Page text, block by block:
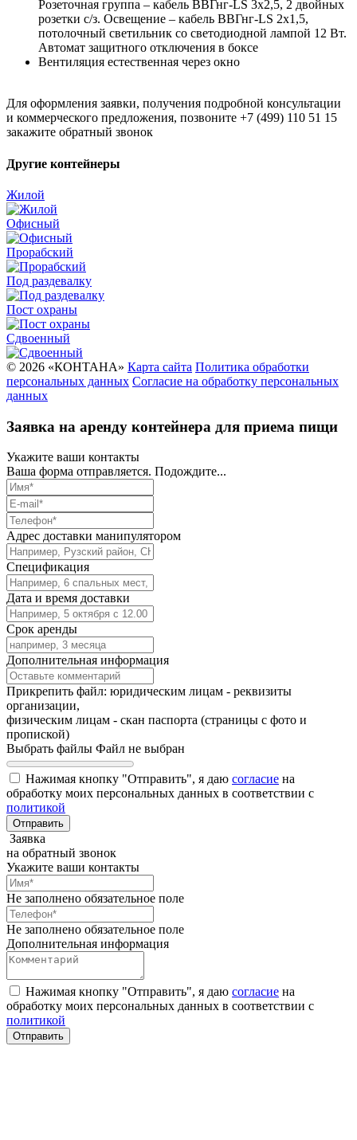
Розеточная группа – кабель ВВГнг-LS 3х2,5, 2 двойных
розетки с/з. Освещение – кабель ВВГнг-LS 2х1,5,
потолочный светильник со светодиодной лампой 12 Вт.
Автомат защитного отключения в боксе
Вентиляция естественная через окно
Для оформления заявки, получения подробной консультации
и коммерческого предложения, позвоните +7 (499) 110 51 15
закажите обратный звонок
Другие контейнеры
Жилой
Офисный
Прорабский
Под раздевалку
Пост охраны
Сдвоенный
© 2026 «КОНТАНА» Карта сайта Политика обработки
персональных данных Согласие на обработку персональных
данных
Заявка на аренду контейнера для приема пищи
Укажите ваши контакты
Ваша форма отправляется. Подождите...
Адрес доставки манипулятором
Спецификация
Дата и время доставки
Срок аренды
Дополнительная информация
Прикрепить файл: юридическим лицам - реквизиты
организации,
физическим лицам - скан паспорта (страницы с фото и
пропиской)
Выбрать файлы Файл не выбран
Нажимая кнопку "Отправить", я даю согласие на
обработку моих персональных данных в соответствии с
политикой
Заявка
на обратный звонок
Укажите ваши контакты
Не заполнено обязательное поле
Не заполнено обязательное поле
Дополнительная информация
Нажимая кнопку "Отправить", я даю согласие на
обработку моих персональных данных в соответствии с
политикой